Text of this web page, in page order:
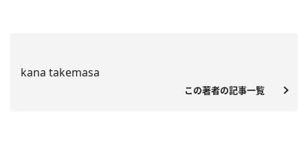
kana takemasa
この著者の記事一覧